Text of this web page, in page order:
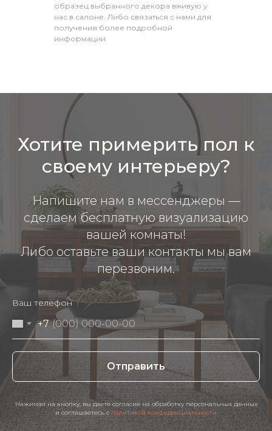
образец выбранного декора вживую у
нас в салоне. Либо связаться с нами для
получения более подробной
информации.
Хотите примерить пол к
своему интерьеру?
Напишите нам в мессенджеры —
сделаем бесплатную визуализацию
вашей комнаты!
Либо оставьте ваши контакты мы вам
перезвоним.
Ваш телефон
+7
Отправить
Нажимая на кнопку, вы даете согласие на обработку персональных данных
и соглашаетесь c политикой конфиденциальности